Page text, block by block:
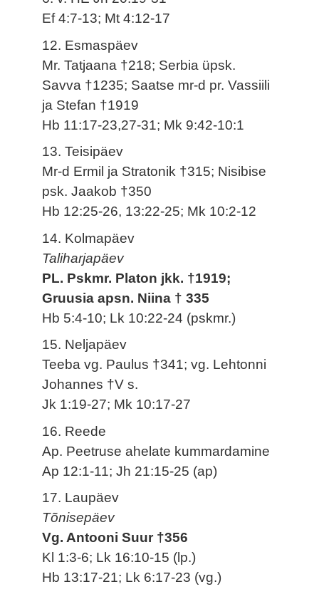
Ef 4:7-13; Mt 4:12-17
12. Esmaspäev
Mr. Tatjaana †218; Serbia üpsk.
Savva †1235; Saatse mr-d pr. Vassiili
ja Stefan †1919
Hb 11:17-23,27-31; Mk 9:42-10:1
13. Teisipäev
Mr-d Ermil ja Stratonik †315; Nisibise
psk. Jaakob †350
Hb 12:25-26, 13:22-25; Mk 10:2-12
14. Kolmapäev
Taliharjapäev
PL. Pskmr. Platon jkk. †1919;
Gruusia apsn. Niina † 335
Hb 5:4-10; Lk 10:22-24 (pskmr.)
15. Neljapäev
Teeba vg. Paulus †341; vg. Lehtonni
Johannes †V s.
Jk 1:19-27; Mk 10:17-27
16. Reede
Ap. Peetruse ahelate kummardamine
Ap 12:1-11; Jh 21:15-25 (ap)
17. Laupäev
Tõnisepäev
Vg. Antooni Suur †356
Kl 1:3-6; Lk 16:10-15 (lp.)
Hb 13:17-21; Lk 6:17-23 (vg.)